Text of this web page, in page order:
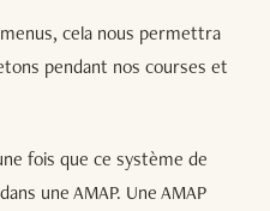
cela nous permettra
pendant nos courses et
fois que ce système de
une AMAP. Une AMAP